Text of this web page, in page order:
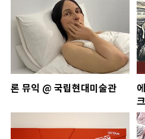
론 뮤익 @ 국립현대미술관